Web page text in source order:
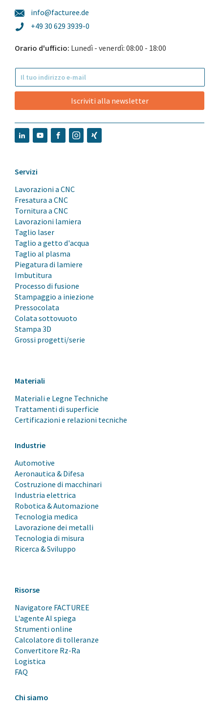
info@facturee.de
+49 30 629 3939-0
Orario d'ufficio: Lunedì - venerdì: 08:00 - 18:00
Iscriviti alla newsletter
Servizi
Lavorazioni a CNC
Fresatura a CNC
Tornitura a CNC
Lavorazioni lamiera
Taglio laser
Taglio a getto d'acqua
Taglio al plasma
Piegatura di lamiere
Imbutitura
Processo di fusione
Stampaggio a iniezione
Pressocolata
Colata sottovuoto
Stampa 3D
Grossi progetti/serie
Materiali
Materiali e Legne Techniche
Trattamenti di superficie
Certificazioni e relazioni tecniche
Industrie
Automotive
Aeronautica & Difesa
Costruzione di macchinari
Industria elettrica
Robotica & Automazione
Tecnologia medica
Lavorazione dei metalli
Tecnologia di misura
Ricerca & Sviluppo
Risorse
Navigatore FACTUREE
L'agente AI spiega
Strumenti online
Calcolatore di tolleranze
Convertitore Rz-Ra
Logistica
FAQ
Chi siamo